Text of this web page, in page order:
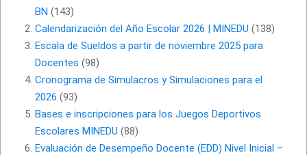
BN (143)
Calendarización del Año Escolar 2026 | MINEDU (138)
Escala de Sueldos a partir de noviembre 2025 para
Docentes (98)
Cronograma de Simulacros y Simulaciones para el
2026 (93)
Bases e inscripciones para los Juegos Deportivos
Escolares MINEDU (88)
Evaluación de Desempeño Docente (EDD) Nivel Inicial –